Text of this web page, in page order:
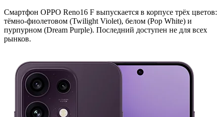
Смартфон OPPO Reno16 F выпускается в корпусе трёх цветов:
тёмно-фиолетовом (Twilight Violet), белом (Pop White) и
пурпурном (Dream Purple). Последний доступен не для всех
рынков.